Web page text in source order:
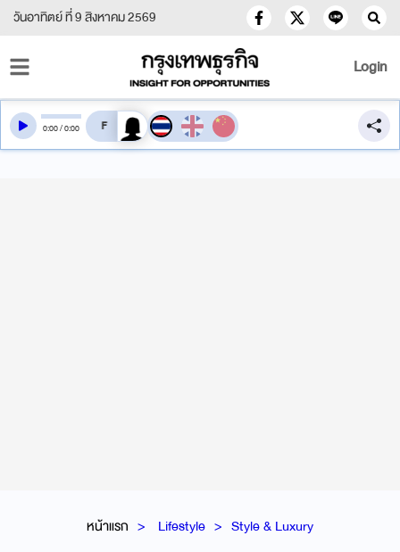
วันอาทิตย์ ที่ 9 สิงหาคม 2569
Login
หน้าแรก Lifestyle Style & Luxury
0:00/0:00 สลับเสียงอ่าน